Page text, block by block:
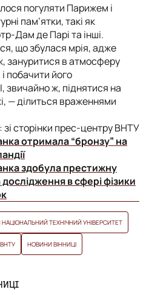
погуляти Парижем і
пам’ятки, такі як
Дам де Парі та інші.
що збулася мрія, адже
зануритися в атмосферу
побачити його
звичайно ж, піднятися на
— ділиться враженнями
сторінки прес-центру ВНТУ
отримала “бронзу” на
здобула престижну
в сфері фізики
ТЕХНІЧНИЙ УНІВЕРСИТЕТ
ВНТУ НОВИНИ ВІННИЦІ